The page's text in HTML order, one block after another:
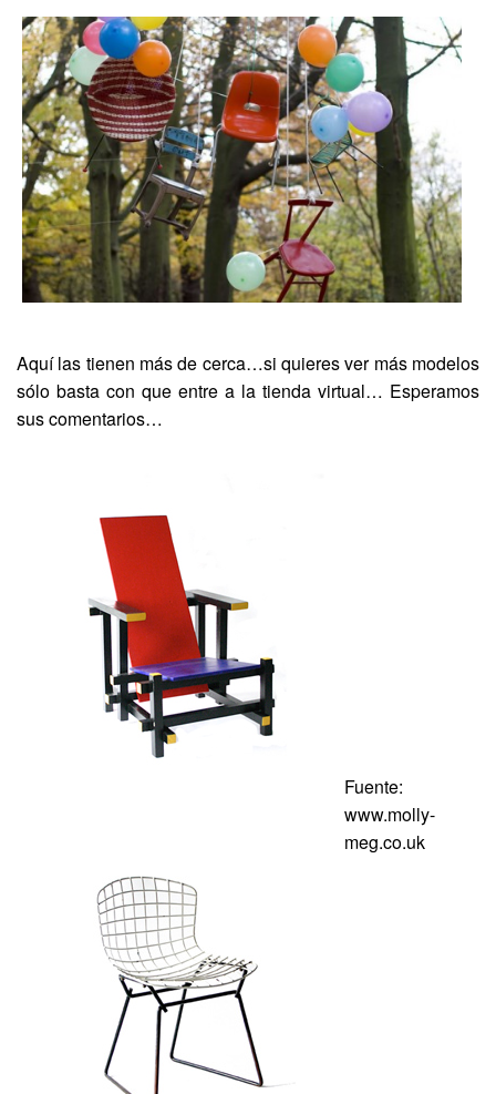
Aquí las tienen más de cerca…si quieres ver más modelos
sólo basta con que entre a la tienda virtual… Esperamos
sus comentarios…
Fuente:
www.molly-
meg.co.uk